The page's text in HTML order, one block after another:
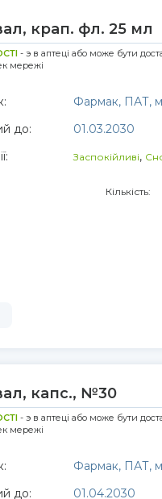
крап. фл. 25 мл
- э в аптеці або може бути
мережі
Фармак, ПАТ,
до:
01.03.2030
Заспокійливі,
Кількість:
капс., №30
- э в аптеці або може бути
мережі
Фармак, ПАТ,
до:
01.04.2030